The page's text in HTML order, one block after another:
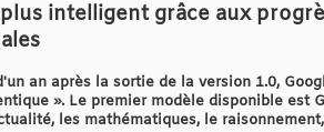
intelligent grâce aux
an après la sortie de la version 1.0,
». Le premier modèle disponible est
les mathématiques, le